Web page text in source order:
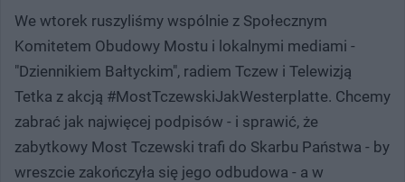
We wtorek ruszyliśmy wspólnie z Społecznym
Komitetem Obudowy Mostu i lokalnymi mediami -
"Dziennikiem Bałtyckim", radiem Tczew i Telewizją
Tetka z akcją #MostTczewskiJakWesterplatte. Chcemy
zabrać jak najwięcej podpisów - i sprawić, że
zabytkowy Most Tczewski trafi do Skarbu Państwa - by
wreszcie zakończyła się jego odbudowa - a w